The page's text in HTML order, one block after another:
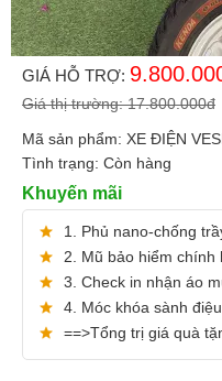
GIÁ HỖ TRỢ:
Giá thị trường:17.800.000đ
Mã sản phẩm: XE ĐIỆN
Tình trạng: Còn hàng
Khuyến mãi
1. Phủ nano-chống
2. Mũ bảo hiểm chính
3. Check in nhận áo
4. Móc khóa sành
==>Tổng trị giá quà